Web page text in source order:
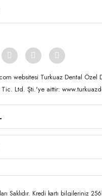
websitesi Turkuaz Dental Özel
Ltd. Şti.'ye aittir:
Saklıdır. Kredi kartı bilgileriniz